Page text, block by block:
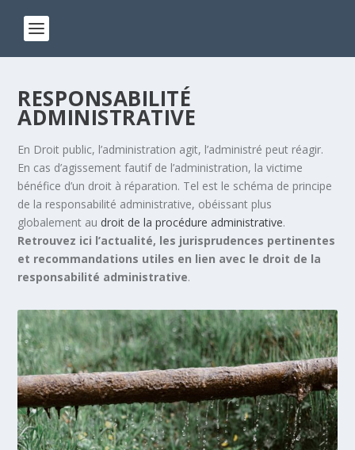
RESPONSABILITÉ
ADMINISTRATIVE
En Droit public, l’administration agit, l’administré peut réagir.
En cas d’agissement fautif de l’administration, la victime
bénéfice d’un droit à réparation. Tel est le schéma de principe
de la responsabilité administrative, obéissant plus
globalement au droit de la procédure administrative.
Retrouvez ici l’actualité, les jurisprudences pertinentes
et recommandations utiles en lien avec le droit de la
responsabilité administrative.